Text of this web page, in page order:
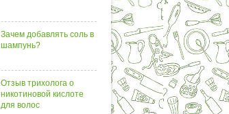
Зачем добавлять соль в
шампунь?
Отзыв трихолога о
никотиновой кислоте
для волос